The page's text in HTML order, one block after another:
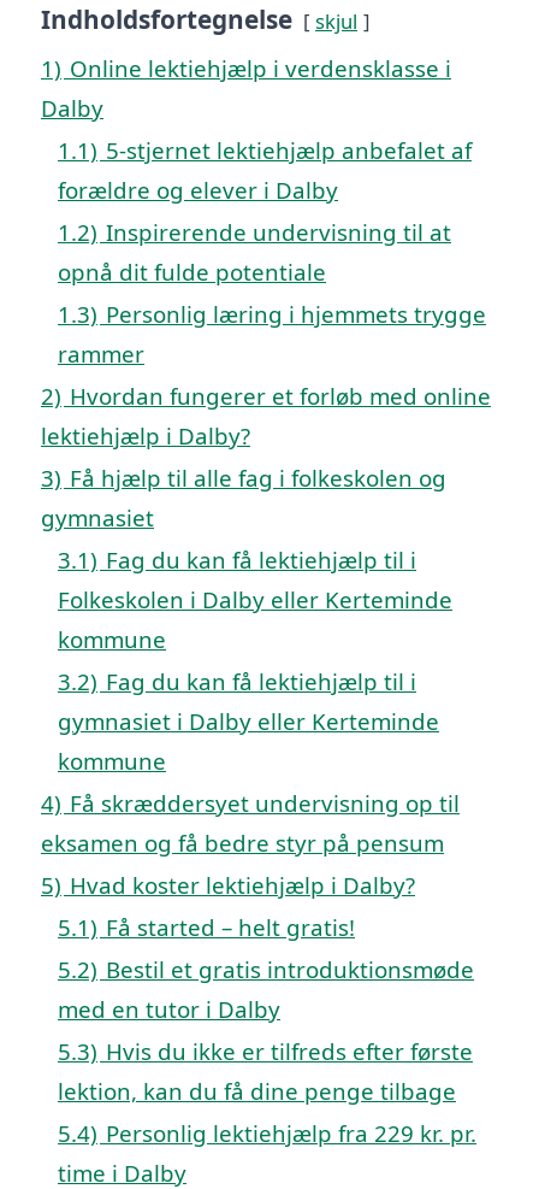
Indholdsfortegnelse skjul
1) Online lektiehjælp i verdensklasse i
Dalby
1.1) 5-stjernet lektiehjælp anbefalet af
forældre og elever i Dalby
1.2) Inspirerende undervisning til at
opnå dit fulde potentiale
1.3) Personlig læring i hjemmets trygge
rammer
2) Hvordan fungerer et forløb med online
lektiehjælp i Dalby?
3) Få hjælp til alle fag i folkeskolen og
gymnasiet
3.1) Fag du kan få lektiehjælp til i
Folkeskolen i Dalby eller Kerteminde
kommune
3.2) Fag du kan få lektiehjælp til i
gymnasiet i Dalby eller Kerteminde
kommune
4) Få skræddersyet undervisning op til
eksamen og få bedre styr på pensum
5) Hvad koster lektiehjælp i Dalby?
5.1) Få started – helt gratis!
5.2) Bestil et gratis introduktionsmøde
med en tutor i Dalby
5.3) Hvis du ikke er tilfreds efter første
lektion, kan du få dine penge tilbage
5.4) Personlig lektiehjælp fra 229 kr. pr.
time i Dalby